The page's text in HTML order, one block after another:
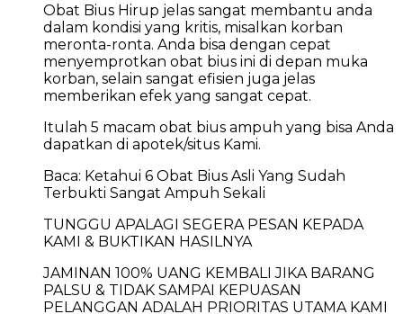
Obat Bius Hirup jelas sangat membantu anda
dalam kondisi yang kritis, misalkan korban
meronta-ronta. Anda bisa dengan cepat
menyemprotkan obat bius ini di depan muka
korban, selain sangat efisien juga jelas
memberikan efek yang sangat cepat.
Itulah 5 macam obat bius ampuh yang bisa Anda
dapatkan di apotek/situs Kami.
Baca: Ketahui 6 Obat Bius Asli Yang Sudah
Terbukti Sangat Ampuh Sekali
TUNGGU APALAGI SEGERA PESAN KEPADA
KAMI & BUKTIKAN HASILNYA
JAMINAN 100% UANG KEMBALI JIKA BARANG
PALSU & TIDAK SAMPAI KEPUASAN
PELANGGAN ADALAH PRIORITAS UTAMA KAMI